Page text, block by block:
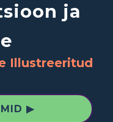
ja
Illustreeritud
▶